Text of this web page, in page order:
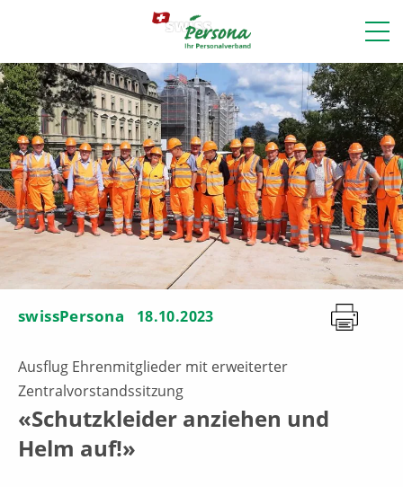
swissPersona 18.10.2023
Ausflug Ehrenmitglieder mit erweiterter
Zentralvorstandssitzung
«Schutzkleider anziehen und
Helm auf!»